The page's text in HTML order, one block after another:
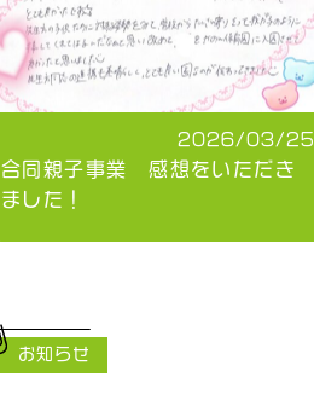
2026/03/25
合同親子事業 感想をいただき
ました！
お知らせ